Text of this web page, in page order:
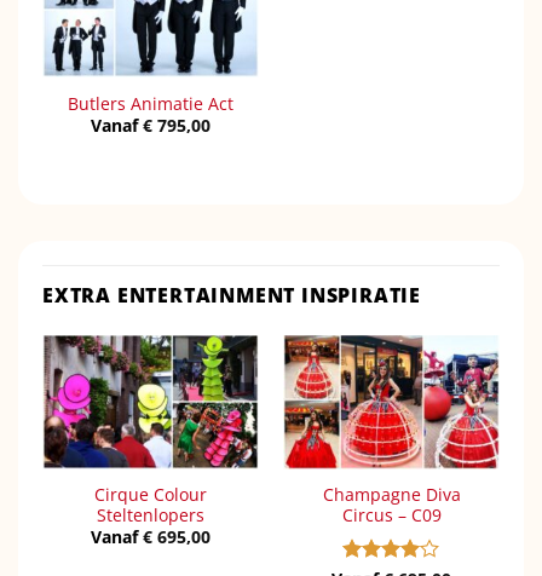
Butlers Animatie Act
Vanaf€ 795,00
EXTRA ENTERTAINMENT INSPIRATIE
Cirque Colour
Steltenlopers
Vanaf€ 695,00
Champagne Diva
Circus – C09